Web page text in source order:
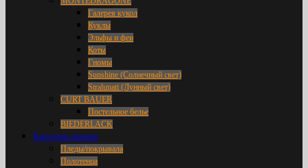
Галерея кукол
Куклы
Эльфы и феи
Коты
Гномы
Sunshine (Солнечный свет)
Stralunati (Лунный свет)
CURT BAUER
Постельное белье
BIEDERLACK
Категории товаров
Пледы/покрывала
Полотенца